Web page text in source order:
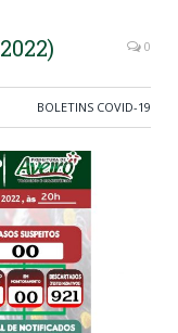
0
BOLETINS COVID-19